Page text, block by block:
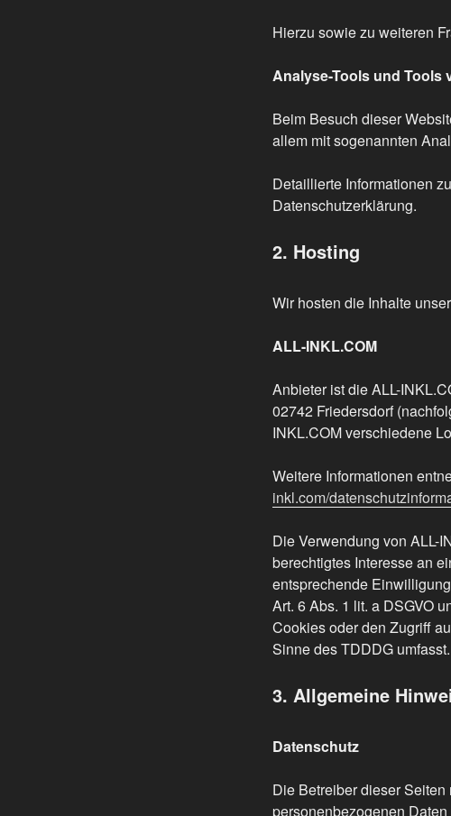
Hierzu sowie zu weiteren
Analyse-Tools und Tools
Beim Besuch dieser
allem mit sogenannten
Detaillierte Informationen
Datenschutzerklärung.
2. Hosting
Wir hosten die Inhalte
ALL-INKL.COM
Anbieter ist die ALL-
02742 Friedersdorf
INKL.COM verschiedene
Weitere Informationen
inkl.com/
Die Verwendung von ALL-
berechtigtes Interesse an
entsprechende
Art. 6 Abs. 1 lit. a DSGVO
Cookies oder den Zugriff
Sinne des TDDDG
3. Allgemeine
Datenschutz
Die Betreiber dieser
personenbezogenen